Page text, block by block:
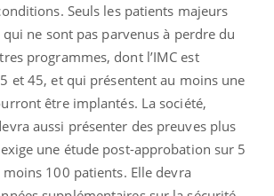
Seuls les patients majeurs
ne sont pas parvenus à perdre du
programmes, dont l’IMC est
et 45, et qui présentent au moins une
être implantés. La société,
aussi présenter des preuves plus
une étude post-approbation sur 5
100 patients. Elle devra